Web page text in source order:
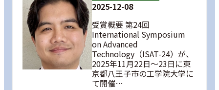
2025-12-08
受賞概要 第24回
International Symposium
on Advanced
Technology（ISAT-24）が、
2025年11月22日〜23日に東
京都八王子市の工学院大学に
て開催…